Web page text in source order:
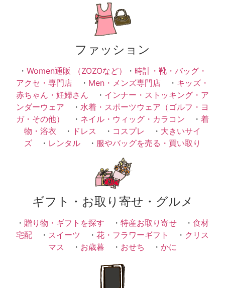
ファッション
・ Women通販 （ZOZOなど） ・ 時計・靴・バッグ・
アクセ・専門店 ・ Men・メンズ専門店 ・ キッズ・
赤ちゃん・妊婦さん ・ インナー・ストッキング・ア
ンダーウェア ・ 水着・スポーツウェア（ゴルフ・ヨ
ガ・その他）
・ ネイル・ウィッグ・カラコン ・ 着
物・浴衣 ・ ドレス ・ コスプレ ・ 大きいサイ
ズ ・ レンタル ・ 服やバッグを売る・買い取り
ギフト・お取り寄せ・グルメ
・ 贈り物・ギフトを探す ・ 特産お取り寄せ ・ 食材
宅配 ・ スイーツ ・ 花・フラワーギフト ・ クリス
マス ・ お歳暮 ・ おせち ・ かに